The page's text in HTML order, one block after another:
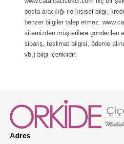
posta aracılığı ile kişisel bilgi,
benzer bilgiler talep etmez.
sitemizden müşterilere gönderilen
sipariş, teslimat bilgisi, ödeme
vb.) bilgi içeriklidir.
Adres